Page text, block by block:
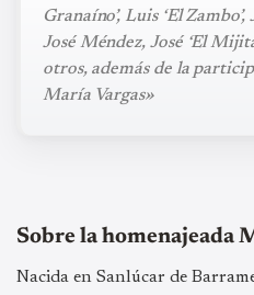
Granaíno’, Luis ‘El
José Méndez, José ‘El
otros, además de la
María Vargas»
Sobre la homenajeada
Nacida en Sanlúcar de